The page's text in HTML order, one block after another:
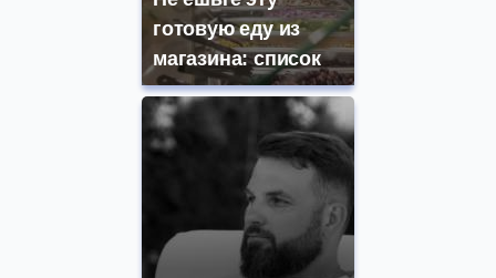
готовую еду из
магазина: список